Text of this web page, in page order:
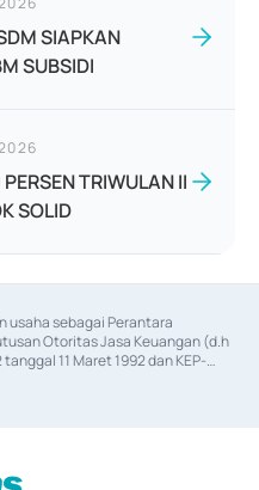
SIAPKAN
SUBSIDI
TRIWULAN II
SOLID
usaha sebagai Perantara
Otoritas Jasa Keuangan (d.h
11 Maret 1992 dan KEP-
usaha sebagai Penjamin Emisi
Jasa Keuangan Nomor KEP-
Keuangan Nomor S-